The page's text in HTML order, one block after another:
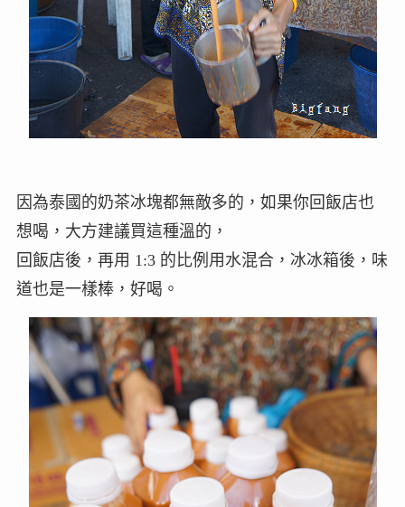
因為泰國的奶茶冰塊都無敵多的，如果你回飯店也
想喝，大方建議買這種溫的，
回飯店後，再用 1:3 的比例用水混合，冰冰箱後，味
道也是一樣棒，好喝。